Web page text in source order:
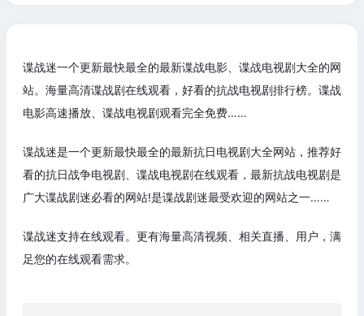
谍战迷一个更新最快最全的最新谍战电影、谍战电视剧大全的网
站。海量高清谍战剧在线观看，好看的抗战电视剧排行榜。谍战
电影高速播放、谍战电视剧观看完全免费……
谍战迷是一个更新最快最全的最新抗日电视剧大全网站，推荐好
看的抗日战争电视剧、谍战电视剧在线观看，最新抗战电视剧是
广大谍战剧迷必看的网站!是谍战剧迷最受欢迎的网站之一……
谍战迷支持在线观看。更有海量高清视频、相关直播、用户，满
足您的在线观看需求。